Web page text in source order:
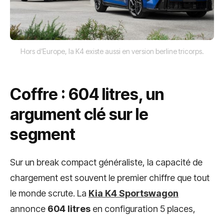
Hors d’Europe, la K4 existe aussi en version berline tricorps.
Coffre : 604 litres, un
argument clé sur le
segment
Sur un break compact généraliste, la capacité de
chargement est souvent le premier chiffre que tout
le monde scrute. La Kia K4 Sportswagon
annonce 604 litres en configuration 5 places,